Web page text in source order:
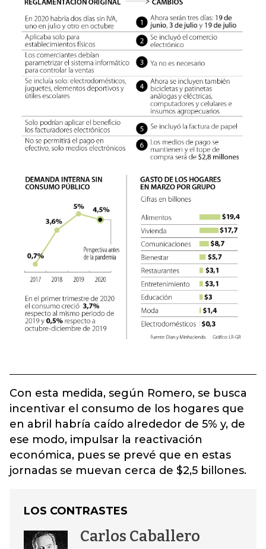
Con esta medida, según Romero, se busca
incentivar el consumo de los hogares que
en abril habría caído alrededor de 5% y, de
ese modo, impulsar la reactivación
económica, pues se prevé que en estas
jornadas se muevan cerca de $2,5 billones.
LOS CONTRASTES
Carlos Caballero